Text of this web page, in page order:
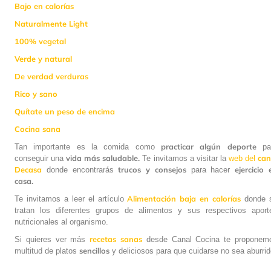
Bajo en calorías
Naturalmente Light
100% vegetal
Verde y natural
De verdad verduras
Rico y sano
Quítate un peso de encima
Cocina sana
Tan importante es la comida como practicar algún deporte
conseguir una vida más saludable.Te invitamos a visitar la web del
Decasa donde encontrarástrucos y consejospara hacerejercicio
casa.
Te invitamos a leer el artículo Alimentación baja en calorías donde
tratan los diferentes grupos de alimentos y sus respectivos
nutricionales al organismo.
Si quieres ver másrecetas sanas desde Canal Cocina te
multitud de platos sencillos y deliciosos para que cuidarse no sea